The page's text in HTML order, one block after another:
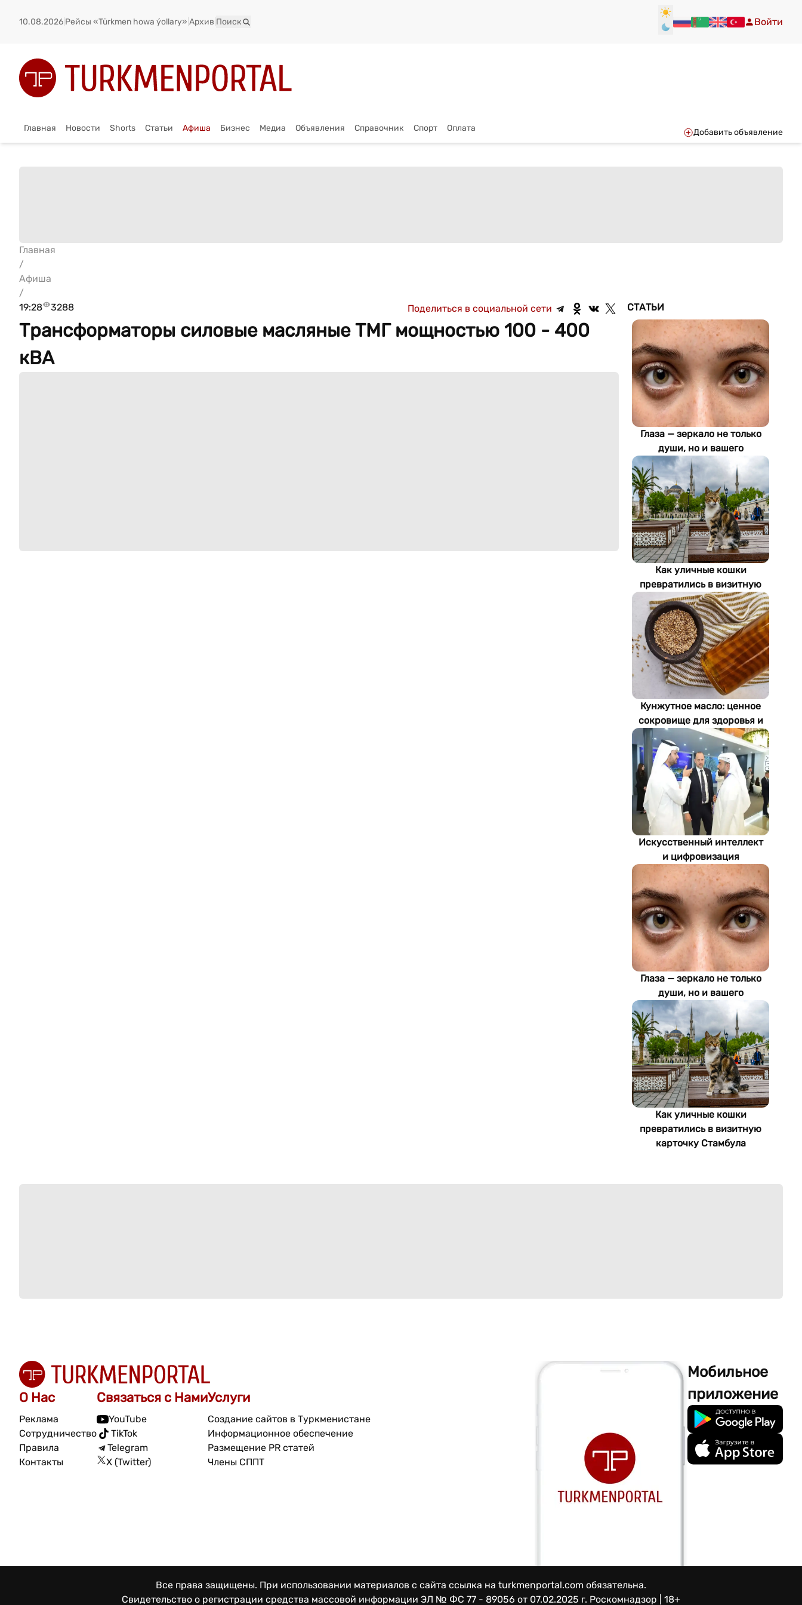
10.08.2026 Рейсы «Türkmen howa ýollary» Архив Поиск Войти
Главная Новости Shorts Статьи Афиша Бизнес Медиа Объявления Справочник Спорт Оплата Добавить объявление
Главная
/
Афиша
/
19:28
3288 Поделиться в социальной сети
Трансформаторы силовые масляные ТМГ мощностью 100 - 400
кВА
СТАТЬИ
Глаза — зеркало не только
души, но и вашего
здоровья: как ИИ находит
болезни по фотографии
Как уличные кошки
превратились в визитную
карточку Стамбула
Кунжутное масло: ценное
сокровище для здоровья и
экономики Туркменистана
Искусственный интеллект
и цифровизация
определяют будущее
энергетики
Туркменистана
Глаза — зеркало не только
души, но и вашего
здоровья: как ИИ находит
болезни по фотографии
Как уличные кошки
превратились в визитную
карточку Стамбула
О Нас
Реклама
Сотрудничество
Правила
Контакты
Связаться с Нами
YouTube
TikTok
Telegram
X (Twitter)
Услуги
Создание сайтов в Туркменистане
Информационное обеспечение
Размещение PR статей
Члены СППТ
Мобильное
приложение
Все права защищены. При использовании материалов с сайта ссылка на turkmenportal.com обязательна.
Свидетельство о регистрации средства массовой информации ЭЛ № ФС 77 - 89056 от 07.02.2025 г. Роскомнадзор | 18+